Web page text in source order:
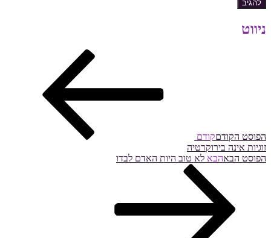
ניווט
הפוסט הקודםקודם
זוגיות אינה בירוקרטיה
הפוסט הבאהבא לא טוב היות האדם לבדו